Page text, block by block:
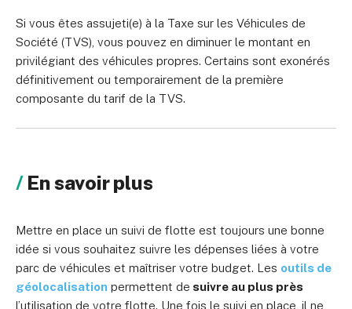
Si vous êtes assujeti(e) à la Taxe sur les Véhicules de
Société (TVS), vous pouvez en diminuer le montant en
privilégiant des véhicules propres. Certains sont exonérés
définitivement ou temporairement de la première
composante du tarif de la TVS.
En savoir plus
Mettre en place un suivi de flotte est toujours une bonne
idée si vous souhaitez suivre les dépenses liées à votre
parc de véhicules et maîtriser votre budget. Les outils de
géolocalisation permettent de suivre au plus près
l’utilisation de votre flotte. Une fois le suivi en place, il ne